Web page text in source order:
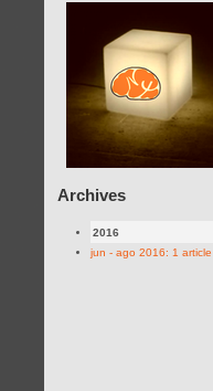
Archives
2016
jun - ago 2016: 1 article